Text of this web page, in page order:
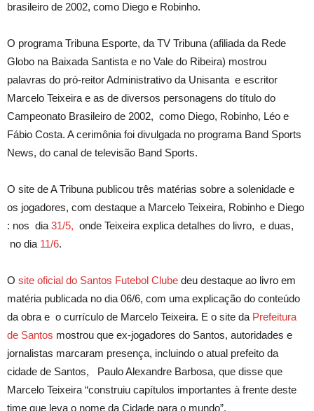
brasileiro de 2002, como Diego e Robinho.
O programa Tribuna Esporte, da TV Tribuna (afiliada da Rede
Globo na Baixada Santista e no Vale do Ribeira) mostrou
palavras do pró-reitor Administrativo da Unisanta e escritor
Marcelo Teixeira e as de diversos personagens do título do
Campeonato Brasileiro de 2002, como Diego, Robinho, Léo e
Fábio Costa. A cerimônia foi divulgada no programa Band Sports
News, do canal de televisão Band Sports.
O site de A Tribuna publicou três matérias sobre a solenidade e
os jogadores, com destaque a Marcelo Teixeira, Robinho e Diego
: nos dia31/5, onde Teixeira explica detalhes do livro, e duas,
no dia 11/6.
O site oficial do Santos Futebol Clube deu destaque ao livro em
matéria publicada no dia 06/6, com uma explicação do conteúdo
da obra e o currículo de Marcelo Teixeira. E o site da Prefeitura
de Santos mostrou que ex-jogadores do Santos, autoridades e
jornalistas marcaram presença, incluindo o atual prefeito da
cidade de Santos, Paulo Alexandre Barbosa, que disse que
Marcelo Teixeira “construiu capítulos importantes à frente deste
time que leva o nome da Cidade para o mundo”.